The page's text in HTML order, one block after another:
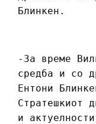
Блинкен.
-За време
средба и со
Ентони
Стратешкиот
и